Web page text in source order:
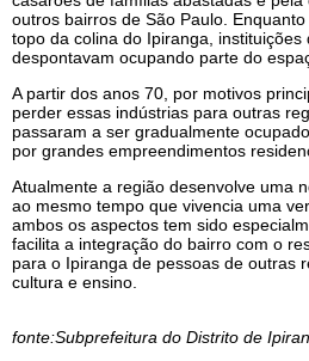
outros bairros de São Paulo.
topo da colina do Ipiranga,
despontavam ocupando parte do
A partir dos anos 70, por motivos
perder essas indústrias para outras
passaram a ser gradualmente
por grandes empreendimentos
Atualmente a região desenvolve uma
ao mesmo tempo que vivencia uma
ambos os aspectos tem sido
facilita a integração do bairro com o
para o Ipiranga de pessoas de outras
cultura e ensino.
fonte:Subprefeitura do Distrito de